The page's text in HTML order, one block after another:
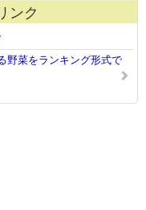
ンク
野菜をランキング形式で